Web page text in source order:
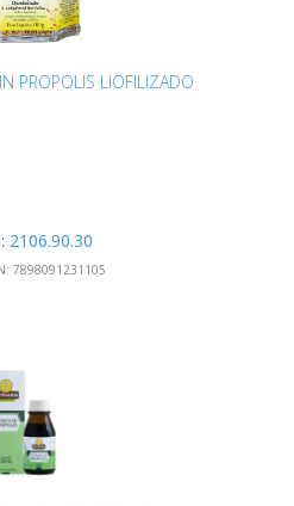
PROPOLIS LIOFILIZADO
2106.90.30
7898091231105